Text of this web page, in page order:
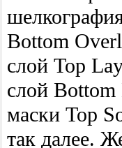
Bottom
слой Top
слой
маски Top
так далее.